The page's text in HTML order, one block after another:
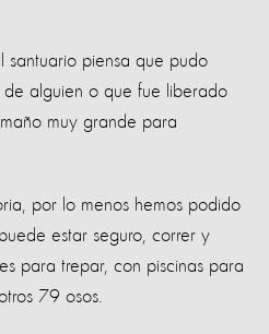
piensa que pudo
alguien o que fue liberado
muy grande para
por lo menos hemos podido
estar seguro, correr y
para trepar, con piscinas para
79 osos.